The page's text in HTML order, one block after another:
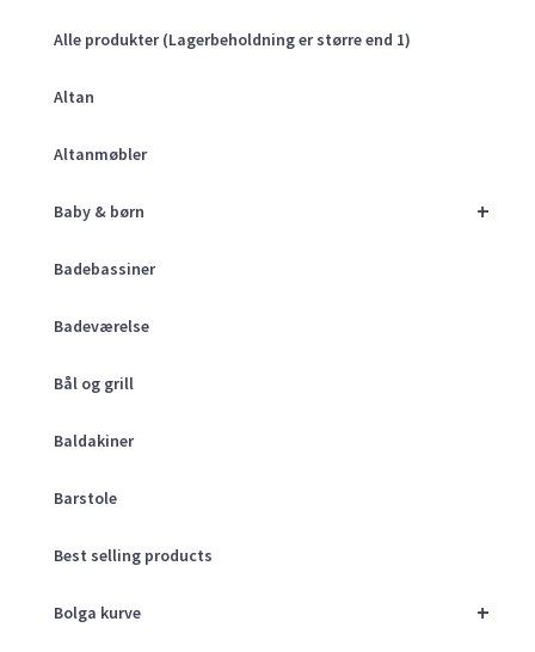
Alle produkter (Lagerbeholdning er større end 1)
Altan
Altanmøbler
+
Baby & børn
Badebassiner
Badeværelse
Bål og grill
Baldakiner
Barstole
Best selling products
+
Bolga kurve